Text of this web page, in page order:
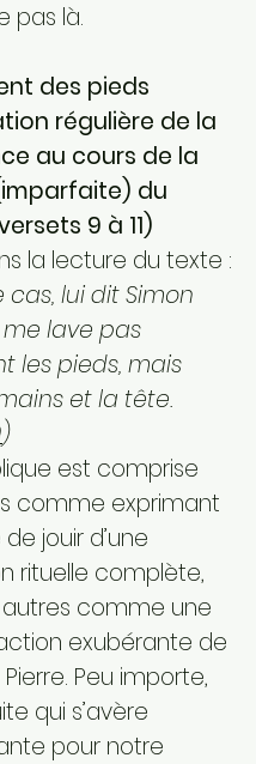
pas là.
des pieds
régulière de la
au cours de la
du
9 à 11)
la lecture du texte :
cas, lui dit Simon
me lave pas
les pieds, mais
et la tête.
)
est comprise
comme exprimant
jouir d’une
rituelle complète,
comme une
exubérante de
Peu importe,
qui s’avère
pour notre